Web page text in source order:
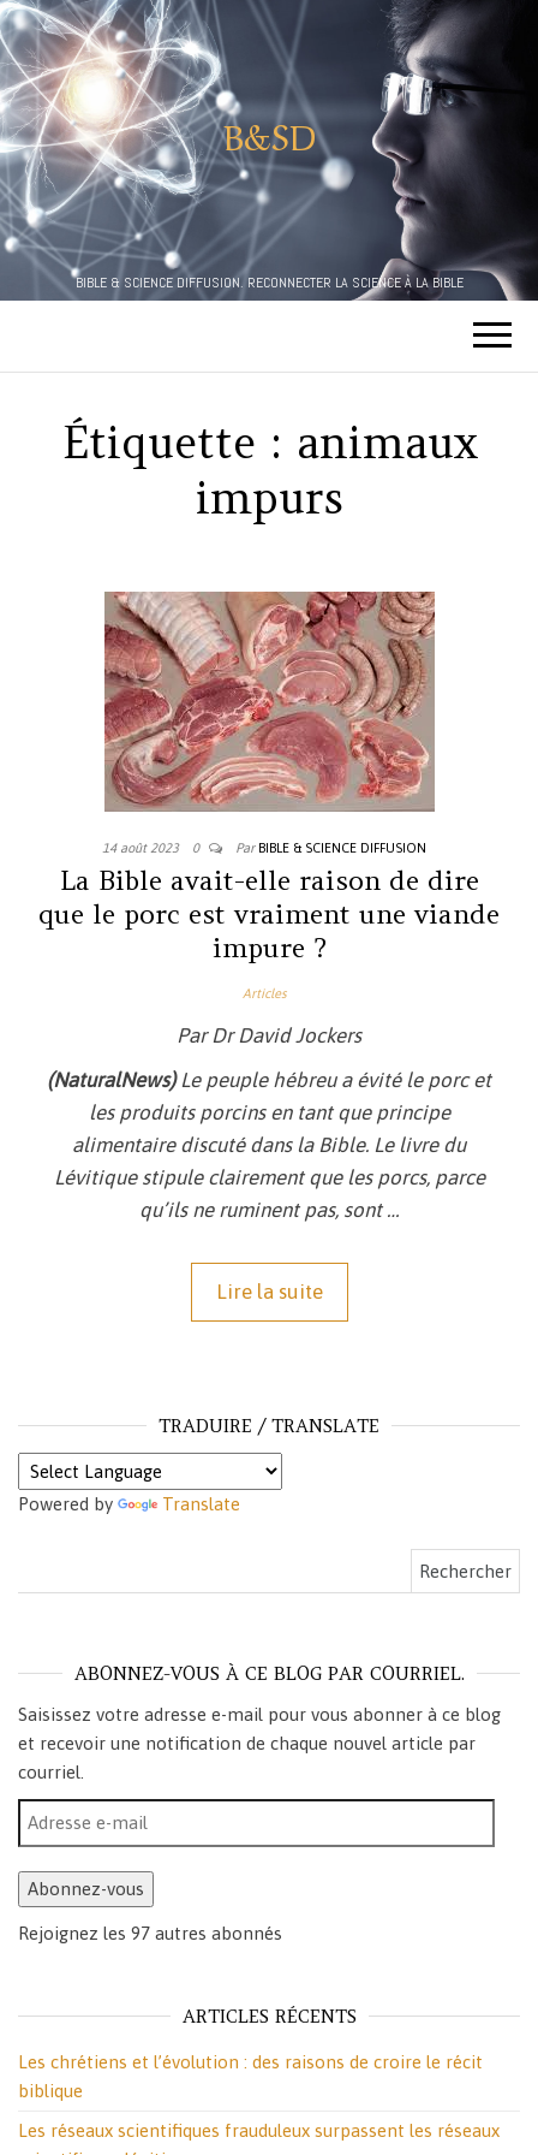
B&SD
BIBLE & SCIENCE DIFFUSION. RECONNECTER LA SCIENCE À LA BIBLE
Étiquette : animaux
impurs
14 août 2023 0 Par BIBLE & SCIENCE DIFFUSION
La Bible avait-elle raison de dire
que le porc est vraiment une viande
impure ?
Articles
Par Dr David Jockers
(NaturalNews)Le peuple hébreu a évité le porc et
les produits porcins en tant que principe
alimentaire discuté dans la Bible. Le livre du
Lévitique stipule clairement que les porcs, parce
qu’ils ne ruminent pas, sont …
Lire la suite
TRADUIRE / TRANSLATE
Powered by Translate
ABONNEZ-VOUS À CE BLOG PAR COURRIEL.
Saisissez votre adresse e-mail pour vous abonner à ce blog
et recevoir une notification de chaque nouvel article par
courriel.
Adresse e-mail
Abonnez-vous
Rejoignez les 97 autres abonnés
ARTICLES RÉCENTS
Les chrétiens et l’évolution : des raisons de croire le récit
biblique
Les réseaux scientifiques frauduleux surpassent les réseaux